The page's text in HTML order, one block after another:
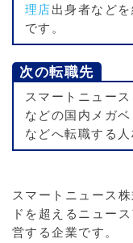
理店出身者など
です。
次の転職先
スマートニュー
などの国内メガ
などへ転職する
スマートニュース
ドを超えるニュー
営する企業です。